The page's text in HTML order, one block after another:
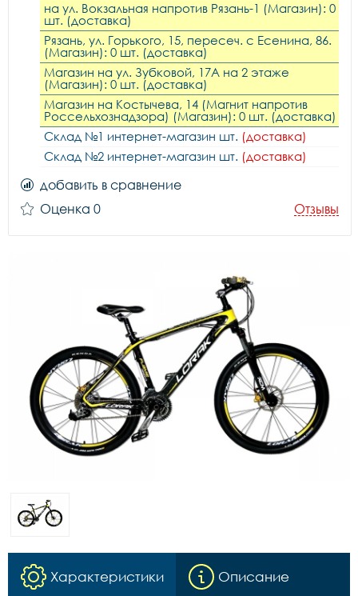
на ул. Вокзальная напротив Рязань-1 (Магазин): 0
шт. (доставка)
Рязань, ул. Горького, 15, пересеч. с Есенина, 86.
(Магазин): 0 шт. (доставка)
Магазин на ул. Зубковой, 17А на 2 этаже
(Магазин): 0 шт. (доставка)
Магазин на Костычева, 14 (Магнит напротив
Россельхознадзора) (Магазин): 0 шт. (доставка)
Склад №1 интернет-магазин шт. (доставка)
Склад №2 интернет-магазин шт. (доставка)
добавить в сравнение
Оценка 0
Отзывы
Характеристики Описание